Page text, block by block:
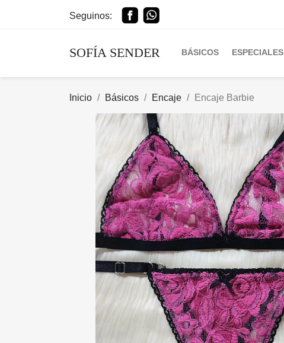
Seguinos:
SOFÍA SENDER BÁSICOS ESPECIALES
Inicio Básicos Encaje Encaje Barbie